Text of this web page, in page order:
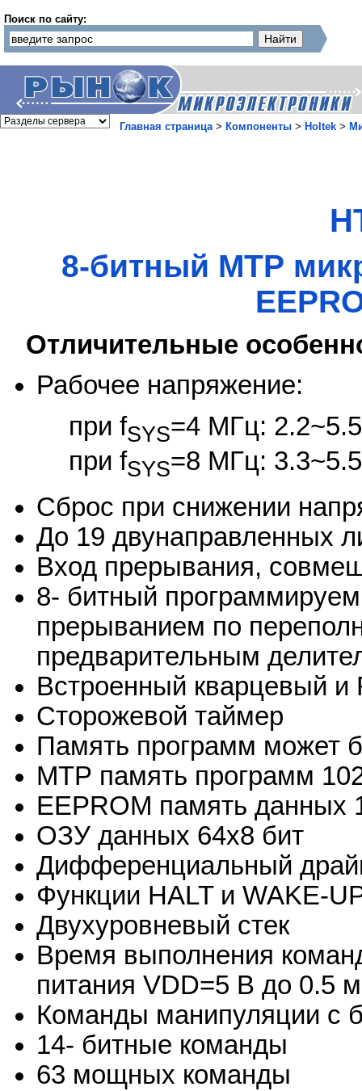
Поиск по сайту:
Главная страница> Компоненты > Holtek >
8-битный МТР
Отличительные
Рабочее напряжение:
при fSYS=4 МГц:
при fSYS=8 МГц:
Сброс при снижении
До 19 двунаправленных
Вход прерывания,
8- битный
прерыванием по
предварительным
Встроенный кварцевый и
Сторожевой таймер
Память программ может
МТР память программ
EEPROM память данных
ОЗУ данных 64x8 бит
Дифференциальный
Функции HALT и WAKE-
Двухуровневый стек
Время выполнения
питания VDD=5 В до 0.5
Команды манипуляции с
14- битные команды
63 мощных команды